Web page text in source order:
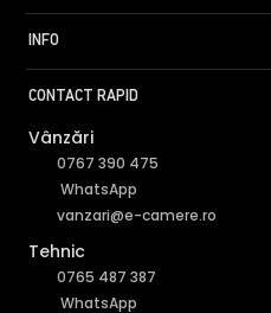
INFO
CONTACT RAPID
Vânzări
0767 390 475
WhatsApp
vanzari@e-camere.ro
Tehnic
0765 487 387
WhatsApp